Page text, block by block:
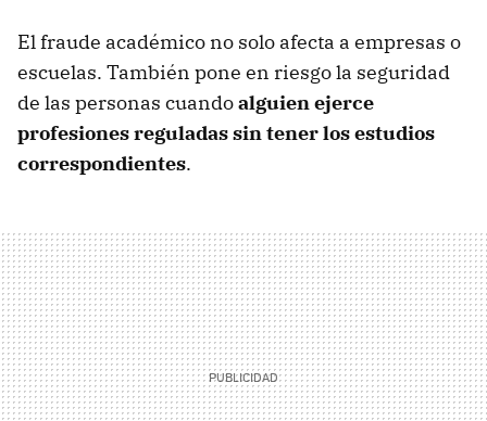
El fraude académico no solo afecta a empresas o
escuelas. También pone en riesgo la seguridad
de las personas cuandoalguien ejerce
profesiones reguladas sin tener los estudios
correspondientes.